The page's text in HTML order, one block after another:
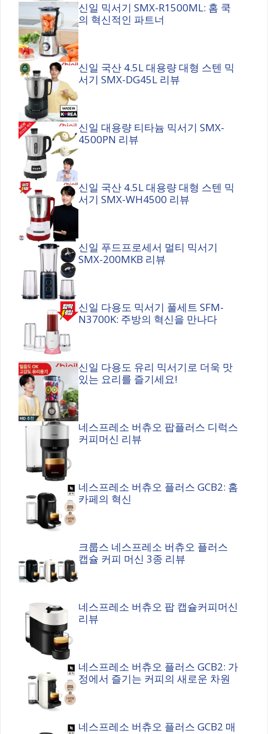
신일 믹서기 SMX-R1500ML: 홈 쿡
의 혁신적인 파트너
신일 국산 4.5L 대용량 대형 스텐 믹
서기 SMX-DG45L 리뷰
신일 대용량 티타늄 믹서기 SMX-
4500PN 리뷰
신일 국산 4.5L 대용량 대형 스텐 믹
서기 SMX-WH4500 리뷰
신일 푸드프로세서 멀티 믹서기
SMX-200MKB 리뷰
신일 다용도 믹서기 풀세트 SFM-
N3700K: 주방의 혁신을 만나다
신일 다용도 유리 믹서기로 더욱 맛
있는 요리를 즐기세요!
네스프레소 버츄오 팝플러스 디럭스
커피머신 리뷰
네스프레소 버츄오 플러스 GCB2: 홈
카페의 혁신
크룹스 네스프레소 버츄오 플러스
캡슐 커피 머신 3종 리뷰
네스프레소 버츄오 팝 캡슐커피머신
리뷰
네스프레소 버츄오 플러스 GCB2: 가
정에서 즐기는 커피의 새로운 차원
네스프레소 버츄오 플러스 GCB2 매